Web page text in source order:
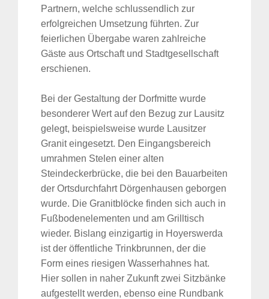
Partnern, welche schlussendlich zur
erfolgreichen Umsetzung führten. Zur
feierlichen Übergabe waren zahlreiche
Gäste aus Ortschaft und Stadtgesellschaft
erschienen.
Bei der Gestaltung der Dorfmitte wurde
besonderer Wert auf den Bezug zur Lausitz
gelegt, beispielsweise wurde Lausitzer
Granit eingesetzt. Den Eingangsbereich
umrahmen Stelen einer alten
Steindeckerbrücke, die bei den Bauarbeiten
der Ortsdurchfahrt Dörgenhausen geborgen
wurde. Die Granitblöcke finden sich auch in
Fußbodenelementen und am Grilltisch
wieder. Bislang einzigartig in Hoyerswerda
ist der öffentliche Trinkbrunnen, der die
Form eines riesigen Wasserhahnes hat.
Hier sollen in naher Zukunft zwei Sitzbänke
aufgestellt werden, ebenso eine Rundbank